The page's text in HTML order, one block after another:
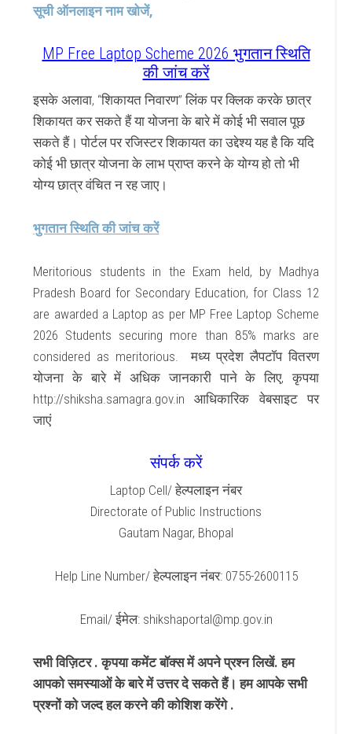
सूची ऑनलाइन नाम खोजें,
MP Free Laptop Scheme 2026 भुगतान स्थिति
की जांच करें
इसके अलावा, “शिकायत निवारण” लिंक पर क्लिक करके छात्र
शिकायत कर सकते हैं या योजना के बारे में कोई भी सवाल पूछ
सकते हैं। पोर्टल पर रजिस्टर शिकायत का उद्देश्य यह है कि यदि
कोई भी छात्र योजना के लाभ प्राप्त करने के योग्य हो तो भी
योग्य छात्र वंचित न रह जाए।
भुगतान स्थिति की जांच करें
Meritorious students in the Exam held, by Madhya
Pradesh Board for Secondary Education, for Class 12
are awarded a Laptop as per MP Free Laptop Scheme
2026 Students securing more than 85% marks are
considered as meritorious.मध्य प्रदेश लैपटॉप वितरण
योजना के बारे में अधिक जानकारी पाने के लिए, कृपया
http://shiksha.samagra.gov.in आधिकारिक वेबसाइट पर
जाएं
संपर्क करें
Laptop Cell/ हेल्पलाइन नंबर
Directorate of Public Instructions
Gautam Nagar, Bhopal
Help Line Number/ हेल्पलाइन नंबर: 0755-2600115
Email/ ईमेल: shikshaportal@mp.gov.in
सभी विज़िटर . कृपया कमेंट बॉक्स में अपने प्रश्न लिखें. हम
आपको समस्याओं के बारे में उत्तर दे सकते हैं। हम आपके सभी
प्रश्नों को जल्द हल करने की कोशिश करेंगे .